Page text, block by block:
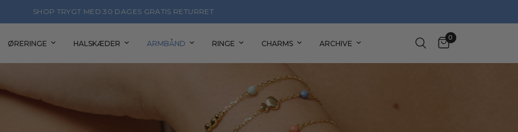
STØT CPH PRIDE MED ET DIVERSITY SMYKKE
ØRERINGE HALSKÆDER ARMBÅND RINGE CHARMS ARCHIVE
0